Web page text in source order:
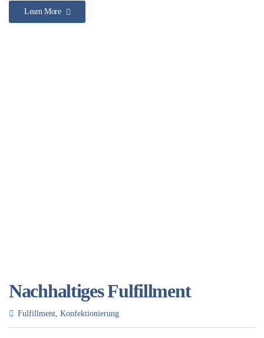
Learn More
Nachhaltiges Fulfillment
Fulfillment, Konfektionierung